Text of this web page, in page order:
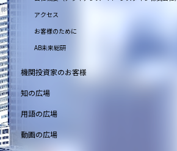
アクセス
お客様のために
AB未来総研
機関投資家のお客様
知の広場
用語の広場
動画の広場